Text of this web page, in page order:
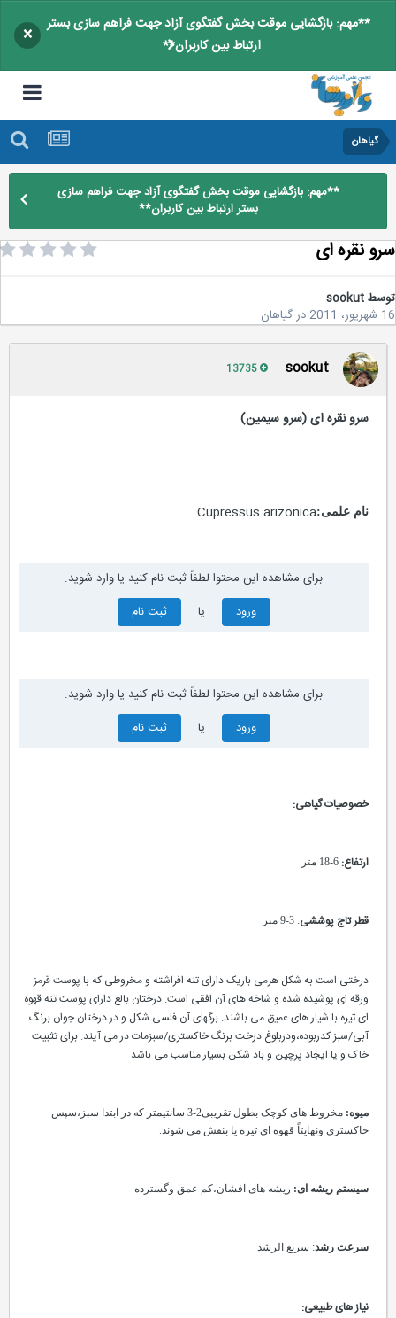
**مهم: بازگشایی موقت بخش گفتگوی آزاد جهت فراهم سازی بستر
ارتباط بین کاربران**
×
گیاهان
**مهم: بازگشایی موقت بخش گفتگوی آزاد جهت فراهم سازی
بستر ارتباط بین کاربران**
نقره ای
sookut
درگیاهان
sookut
سرو نقره ای (سرو سیمین)
نام علمی:Cupressus arizonica.
برای مشاهده این محتوا لطفاً ثبت نام کنید یا وارد شوید.
ورود
ثبت نام
برای مشاهده این محتوا لطفاً ثبت نام کنید یا وارد شوید.
ورود
ثبت نام
خصوصیات گیاهی:
ارتفاع:6-18 متر
قطر تاج پوششی: 3-9 متر
درختی است به شکل هرمی باریک دارای تنه افراشته و مخروطی که با پوست قرمز
ورقه ای پوشیده شده و شاخه های آن افقی است. درختان بالغ دارای پوست تنه قهوه
ای تیره با شیار های عمیق می باشند. برگهای آن فلسی شکل و در درختان جوان برنگ
آبی/سبز کدربوده،ودربلوغ درخت برنگ خاکستری/سبزمات در می آیند. برای تثبیت
خاک و یا ایجاد پرچین و باد شکن بسیار مناسب می باشد.
میوه:
مخروط های کوچک بطول تقریبی2-3 سانتیمتر که در ابتدا سبز،سپس
خاکستری ونهایتاً قهوه ای تیره یا بنفش می شوند.
سیستم ریشه ای: ریشه های افشان،کم عمق وگسترده
سرعت رشد: سریع الرشد
نیاز های طبیعی: